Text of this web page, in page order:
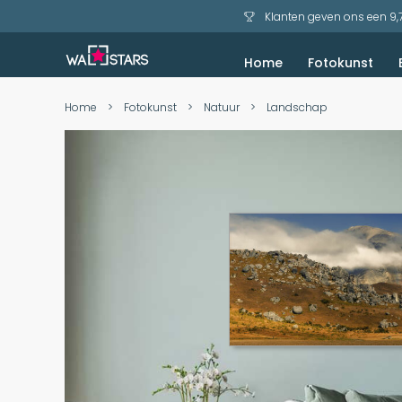
Klanten geven ons een
Home Fotokunst
Home > Fotokunst > Natuur > Landschap